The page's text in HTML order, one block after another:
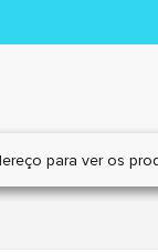
para ver os